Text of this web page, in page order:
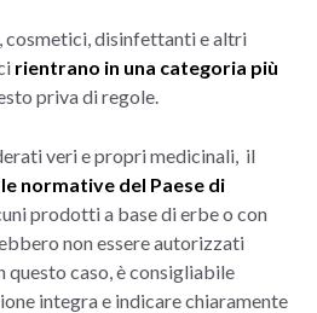
disinfettanti e altri
rientrano in una categoria più
priva di regole.
veri e propri medicinali, il
le normative del Paese di
prodotti a base di erbe o con
non essere autorizzati
questo caso, è consigliabile
integra e indicare chiaramente